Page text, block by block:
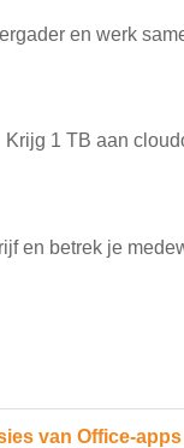
en werk
Krijg 1 TB aan
en betrek je
van Office-apps